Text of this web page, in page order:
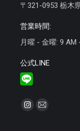
〒321-0953 栃木
営業時間:
月曜 - 金曜: 9 AM
公式LINE
私達を見つけてく
Instagram
Mail